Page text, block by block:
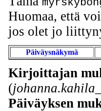
Huomaa, että
jos olet jo
Päiväysnäkymä
Kirjoittajan
(
Päiväyksen